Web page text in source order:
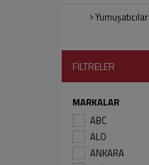
Yumuşatıcılar
FİLTRELER
MARKALAR
ABC
ALO
ANKARA